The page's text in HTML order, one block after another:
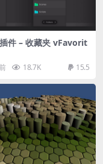
件 – 收藏夹 vFavorit
18.7K 15.5